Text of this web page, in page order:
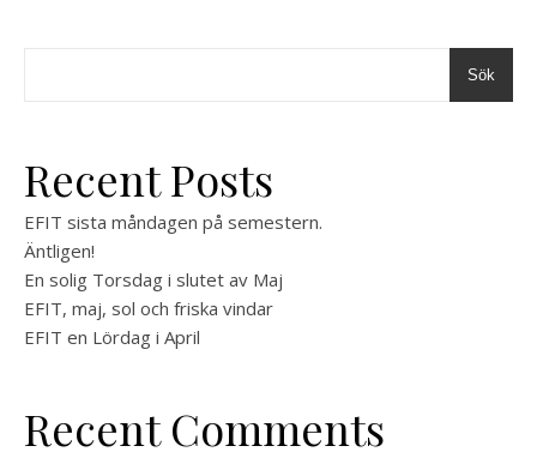
Sök
Recent Posts
EFIT sista måndagen på semestern.
Äntligen!
En solig Torsdag i slutet av Maj
EFIT, maj, sol och friska vindar
EFIT en Lördag i April
Recent Comments